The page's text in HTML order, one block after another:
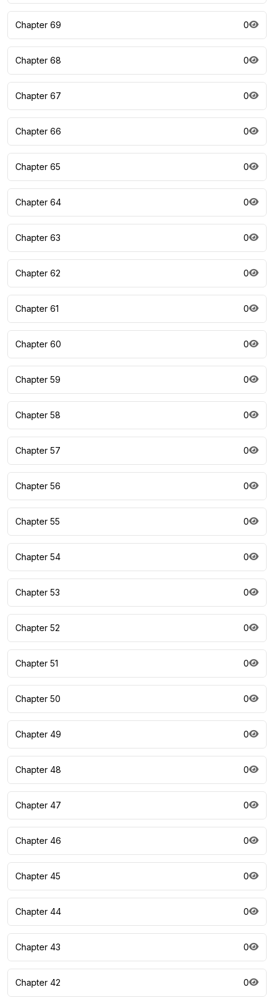
Chapter 69 0
Chapter 68 0
Chapter 67 0
Chapter 66 0
Chapter 65 0
Chapter 64 0
Chapter 63 0
Chapter 62 0
Chapter 61 0
Chapter 60 0
Chapter 59 0
Chapter 58 0
Chapter 57 0
Chapter 56 0
Chapter 55 0
Chapter 54 0
Chapter 53 0
Chapter 52 0
Chapter 51 0
Chapter 50 0
Chapter 49 0
Chapter 48 0
Chapter 47 0
Chapter 46 0
Chapter 45 0
Chapter 44 0
Chapter 43 0
Chapter 42 0